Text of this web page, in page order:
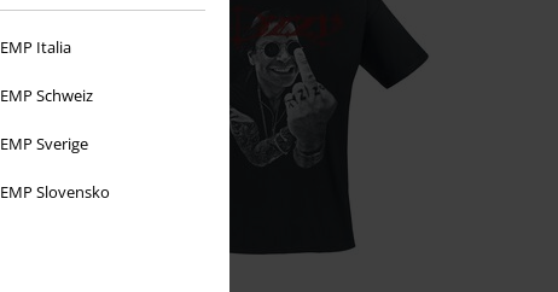
EMP Italia
EMP Schweiz
EMP Sverige
EMP Slovensko